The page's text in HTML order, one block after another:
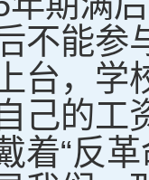
不能参
，学校
己的工
着“反